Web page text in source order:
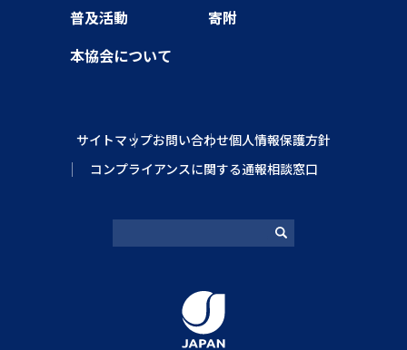
普及活動
寄附
本協会について
サイトマップお問い合わせ個人情報保護方針
コンプライアンスに関する通報相談窓口